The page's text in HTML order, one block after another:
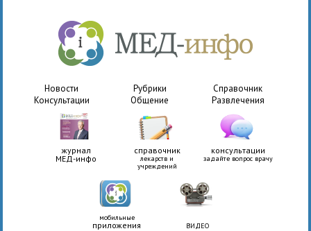
Новости Рубрики
Справочник
Консультации
Общение Развлечения
журнал
МЕД-инфо
справочник
лекарств и
учреждений
консультации
задайте вопрос врачу
мобильные
приложения ВИДЕО